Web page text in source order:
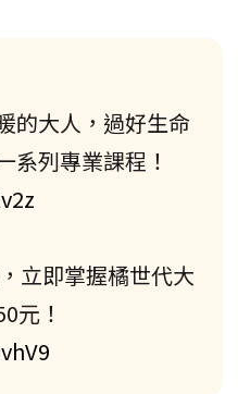
的大人，過好生命
系列專業課程！
立即掌握橘世代大
元！